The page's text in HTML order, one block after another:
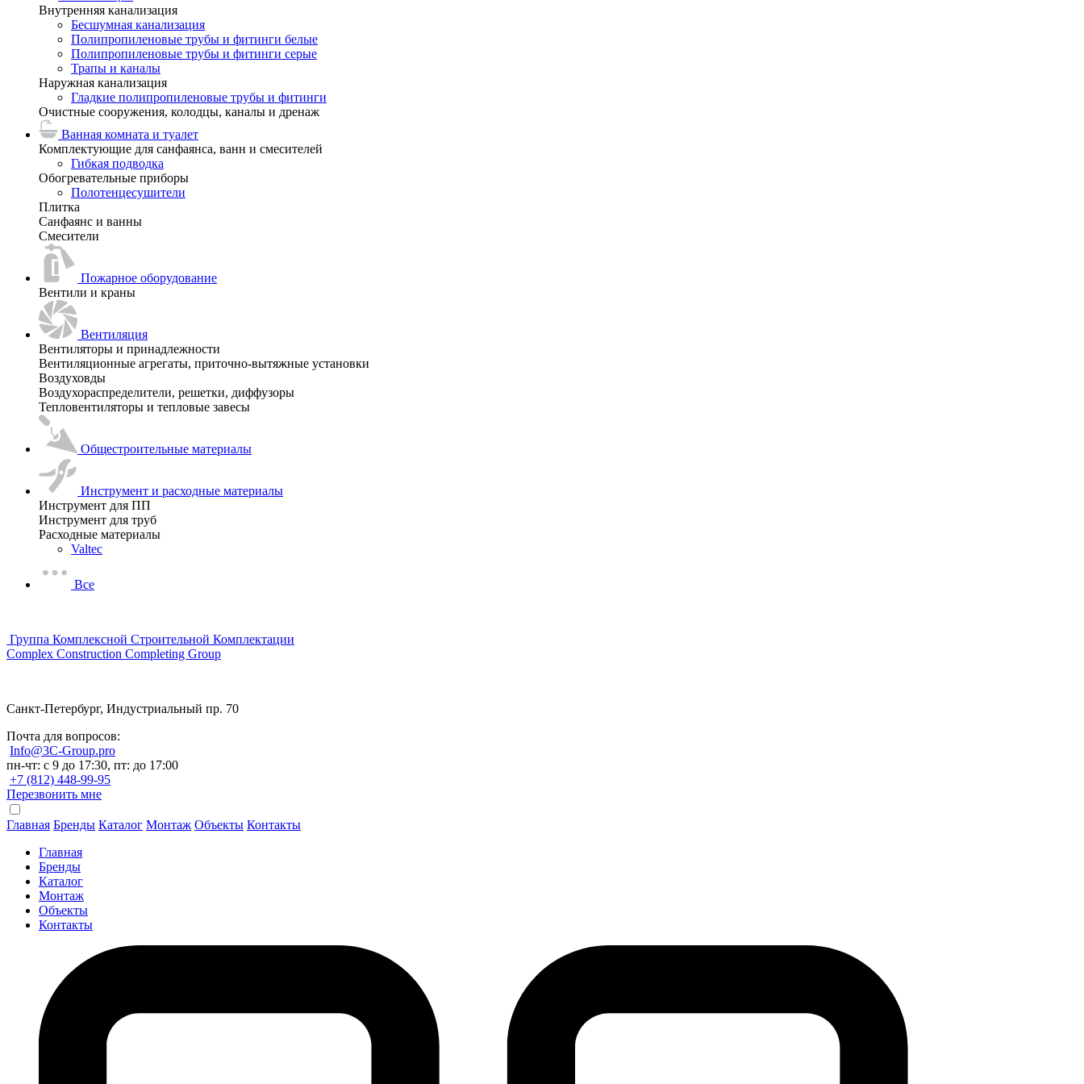
Внутренняя канализация
Бесшумная канализация
Полипропиленовые трубы и фитинги белые
Полипропиленовые трубы и фитинги серые
Трапы и каналы
Наружная канализация
Гладкие полипропиленовые трубы и фитинги
Очистные сооружения, колодцы, каналы и дренаж
Ванная комната и туалет
Комплектующие для санфаянса, ванн и смесителей
Гибкая подводка
Обогревательные приборы
Полотенцесушители
Плитка
Санфаянс и ванны
Смесители
Пожарное оборудование
Вентили и краны
Вентиляция
Вентиляторы и принадлежности
Вентиляционные агрегаты, приточно-вытяжные установки
Воздуховды
Воздухораспределители, решетки, диффузоры
Тепловентиляторы и тепловые завесы
Общестроительные материалы
Инструмент и расходные материалы
Инструмент для ПП
Инструмент для труб
Расходные материалы
Valtec
Все
Группа Комплексной Строительной Комплектации
Complex Construction Completing Group
Санкт-Петербург, Индустриальный пр. 70
Почта для вопросов:
Info@3C-Group.pro
пн-чт: с 9 до 17:30, пт: до 17:00
+7 (812) 448-99-95
Перезвонить мне
Главная Бренды Каталог Монтаж Объекты Контакты
Главная
Бренды
Каталог
Монтаж
Объекты
Контакты